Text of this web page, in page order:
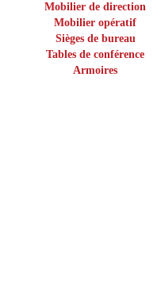
Mobilier de direction
Mobilier opératif
Sièges de bureau
Tables de conférence
Armoires